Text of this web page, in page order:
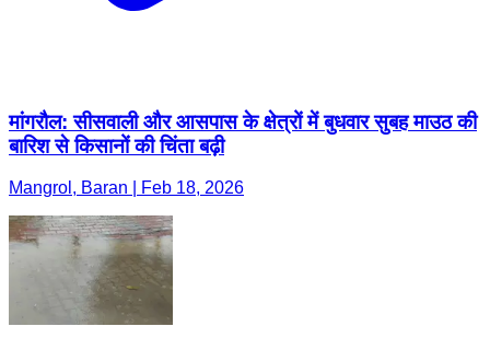
मांगरौल: सीसवाली और आसपास के क्षेत्रों में बुधवार सुबह माउठ की
बारिश से किसानों की चिंता बढ़ी
Mangrol, Baran | Feb 18, 2026